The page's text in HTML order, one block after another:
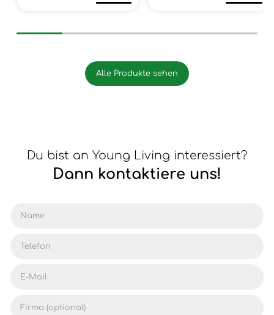
Alle Produkte sehen
Du bist an Young Living interessiert?
Dann kontaktiere uns!